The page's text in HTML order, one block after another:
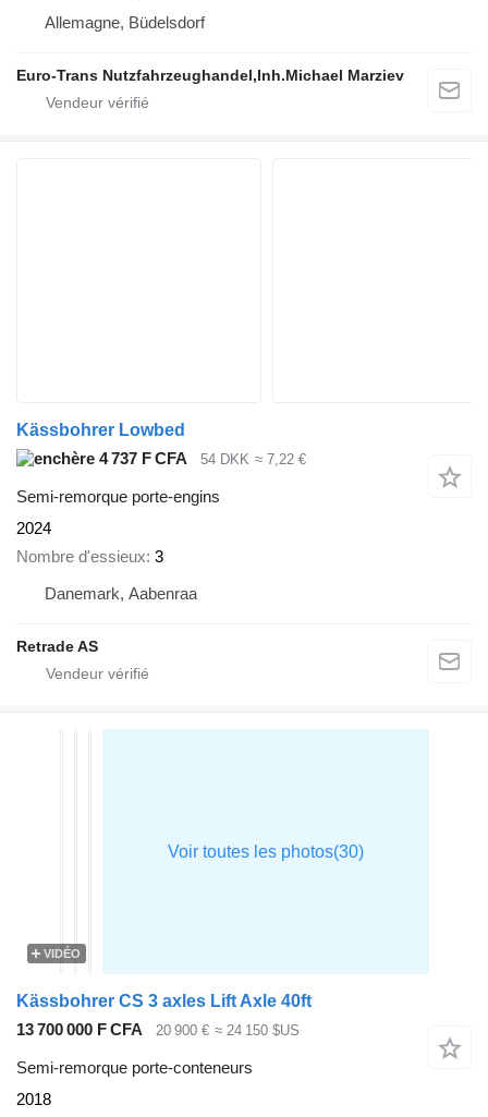
Allemagne, Büdelsdorf
Euro-Trans Nutzfahrzeughandel,Inh.Michael Marziev
Kässbohrer Lowbed
4 737 F CFA
54 DKK ≈ 7,22 €
Semi-remorque porte-engins
2024
Nombre d'essieux 3
Danemark, Aabenraa
Retrade AS
VIDÉO
Kässbohrer CS 3 axles Lift Axle 40ft
13 700 000 F CFA
20 900 € ≈ 24 150 $US
Semi-remorque porte-conteneurs
2018